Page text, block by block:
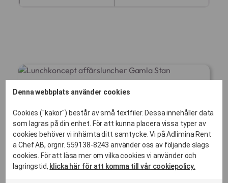
Denna webbplats använder cookies
Cookies ("kakor") består av små textfiler. Dessa innehåller data
som lagras på din enhet. För att kunna placera vissa typer av
cookies behöver vi inhämta ditt samtycke. Vi på Adlimina Rent
a Chef AB, orgnr. 559138-8243 använder oss av följande slags
cookies. För att läsa mer om vilka cookies vi använder och
lagringstid, klicka här för att komma till vår cookiepolicy.